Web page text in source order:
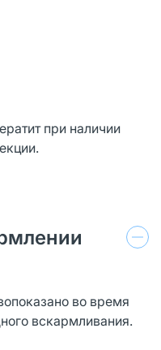
при наличии
во время
вскармливания.